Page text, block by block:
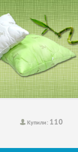
Купили: 110